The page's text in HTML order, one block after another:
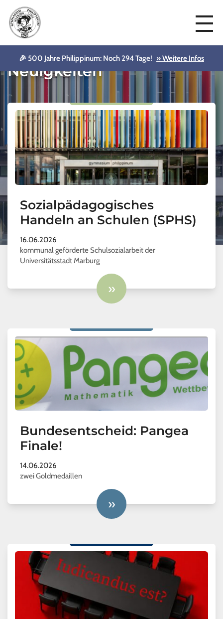
🎉 500 Jahre Philippinum: Noch 294 Tage! » Weitere Infos
Neuigkeiten
Sozialpädagogisches
Handeln an Schulen (SPHS)
16.06.2026
kommunal geförderte Schulsozialarbeit der
Universitätsstadt Marburg
»
Bundesentscheid: Pangea
Finale!
14.06.2026
zwei Goldmedaillen
»